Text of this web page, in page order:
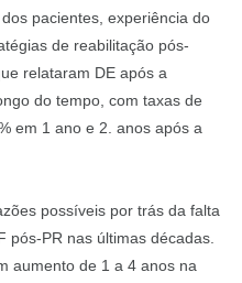
pacientes, experiência do
de reabilitação pós-
relataram DE após a
do tempo, com taxas de
em 1 ano e 2. anos após a
possíveis por trás da falta
pós-PR nas últimas décadas.
aumento de 1 a 4 anos na